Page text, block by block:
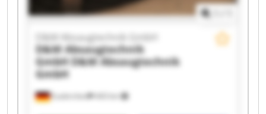
Euskirchen 443 km
D&M Absaugtechnik GmbH
D&M Absaugtechnik
GmbH D&M Absaugtechnik
GmbH